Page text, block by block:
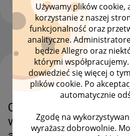
Używamy plików cookie,
korzystanie z naszej
funkcjonalność oraz
analityczne.
będzie Allegro oraz
którymi współpracujemy.
dowiedzieć się więcej o
plików cookie. Po
automatycznie
Zgodę na
wyrażasz dobrowolnie.
Zaawansowani sprzedawcy
Czy inny sprzedający
wykorzystać zdjęcia